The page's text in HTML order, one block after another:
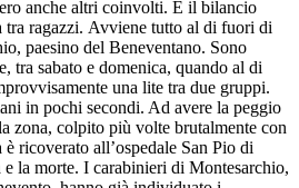
anche altri coinvolti. È il bilancio
tra ragazzi. Avviene tutto al di fuori di
paesino del Beneventano. Sono
tra sabato e domenica, quando al di
una lite tra due gruppi.
in pochi secondi. Ad avere la peggio
zona, colpito più volte brutalmente con
ricoverato all’ospedale San Pio di
la morte. I carabinieri di Montesarchio,